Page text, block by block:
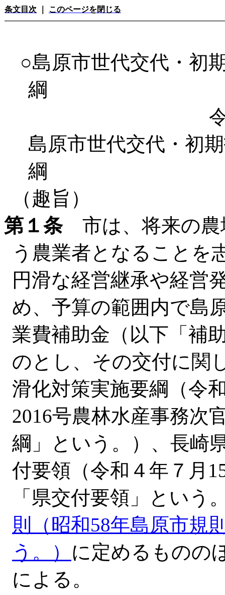
条文目次 このページを閉じる
○島原市世代交代・初
綱
島原市世代交代・初
綱
（趣旨）
第１条市は、将来の農
う農業者となることを
円滑な経営継承や経営
め、予算の範囲内で島
業費補助金（以下「補
のとし、その交付に関
滑化対策実施要綱（令
2016号農林水産事務次
綱」という。）、長崎
付要領（令和４年７月
「県交付要領」という
則（昭和58年島原市規
う。） に定めるものの
による。